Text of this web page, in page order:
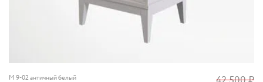
M 9-02 античный белый